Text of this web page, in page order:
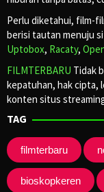
Perlu diketahui, film-
berisi tautan menuju
Uptobox, Racaty,
FILMTERBARU Tidak
kepatuhan, hak cipta,
konten situs
TAG
filmterbaru
bioskopkeren